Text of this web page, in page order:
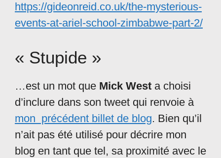
https://gideonreid.co.uk/the-mysterious-
events-at-ariel-school-zimbabwe-part-2/
« Stupide »
…est un mot que Mick West a choisi
d’inclure dans son tweet qui renvoie à
mon précédent billet de blog. Bien qu’il
n’ait pas été utilisé pour décrire mon
blog en tant que tel, sa proximité avec le